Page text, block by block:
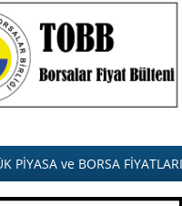
PİYASA ve BORSA